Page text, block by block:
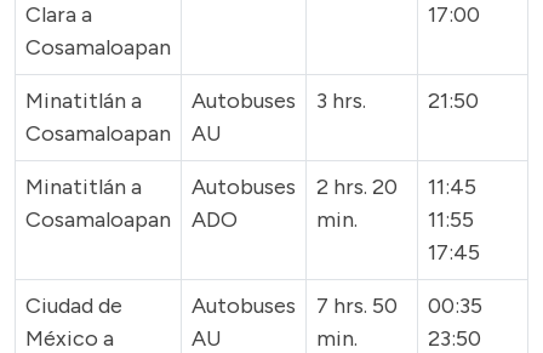
Clara a
Cosamaloapan
17:00
Minatitlán a
Cosamaloapan
Autobuses
AU
3 hrs. 21:50
Minatitlán a
Cosamaloapan
Autobuses
ADO
2 hrs. 20
min.
11:45
11:55
17:45
Ciudad de
México a
Autobuses
AU
7 hrs. 50
min.
00:35
23:50